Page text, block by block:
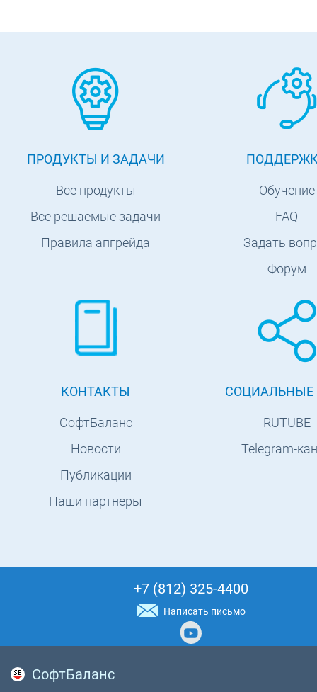
ПРОДУКТЫ И ЗАДАЧИ
Все продукты
Все решаемые задачи
Правила апгрейда
Обучение
FAQ
Задать
Форум
КОНТАКТЫ
СофтБаланс
Новости
Публикации
Наши партнеры
СОЦИАЛЬНЫЕ
RUTUBE
Telegram-
+7 (812) 325-4400
Написать письмо
СофтБаланс